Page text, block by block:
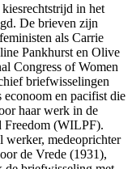
in het
De brieven zijn
als Carrie
Pankhurst en Olive
Congress of Women
briefwisselingen
econoom en pacifist die
haar werk in de
Freedom (WILPF).
werker, medeoprichter
de Vrede (1931),